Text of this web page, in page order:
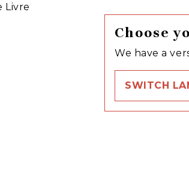
Choose
We have a
SWITCH
Livre